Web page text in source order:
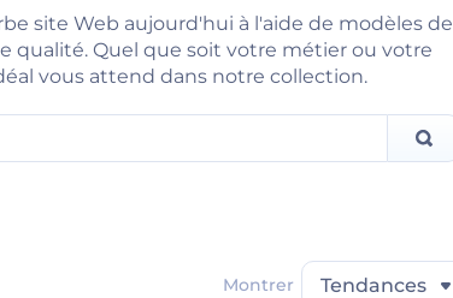
site Web aujourd'hui à l'aide de modèles de
qualité. Quel que soit votre métier ou votre
vous attend dans notre collection.
Montrer Tendances